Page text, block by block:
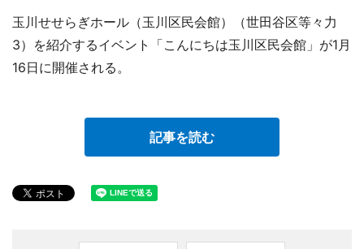
玉川せせらぎホール（玉川区民会館）（世田谷区等々力
3）を紹介するイベント「こんにちは玉川区民会館」が1月
16日に開催される。
記事を読む